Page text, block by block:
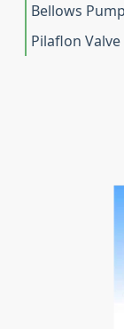
Bellows Pump
Pilaflon Valve